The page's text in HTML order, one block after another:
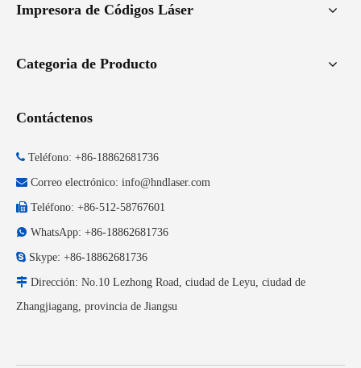
Impresora de Códigos Láser
Categoria de Producto
Contáctenos
 Teléfono: +86-18862681736
 Correo electrónico: info@hndlaser.com
 Teléfono: +86-512-58767601
 WhatsApp: +86-18862681736
 Skype: +86-18862681736
 Dirección: No.10 Lezhong Road, ciudad de Leyu, ciudad de
Zhangjiagang, provincia de Jiangsu